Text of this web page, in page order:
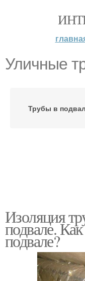
Уличные
Трубы в
Изоляция
подвале.
подвале?